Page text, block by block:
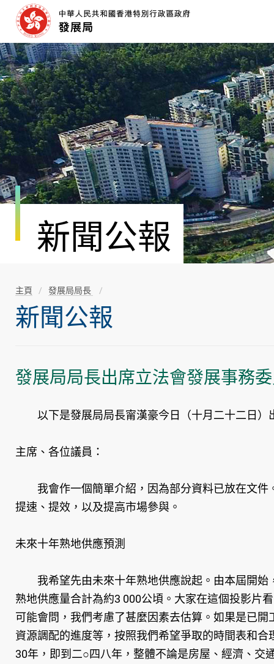
容
開
始
新聞公報
主頁 發展局局長
新聞公報
發展局局長出席立法會發展事務
以下是發展局局長甯漢豪今日（十月二十二日）
主席、各位議員：
我會作一個簡單介紹，因為部分資料已放在文件
提速、提效，以及提高市場參與。
未來十年熟地供應預測
我希望先由未來十年熟地供應說起。由本屆開始
熟地供應量合計為約3 000公頃。大家在這個投影片
可能會問，我們考慮了甚麼因素去估算。如果是已
資源調配的進度等，按照我們希望爭取的時間表和
30年，即到二○四八年，整體不論是房屋、經濟、交